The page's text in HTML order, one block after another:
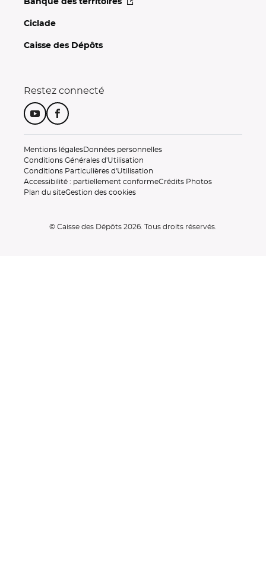
Banque des territoires
Ciclade
Caisse des Dépôts
Restez connecté
Suivez-nous sur Youtube
Suivez-nous sur Facebook
Mentions légalesDonnées personnelles
Conditions Générales d'Utilisation
Conditions Particulières d'Utilisation
Accessibilité : partiellement conformeCrédits Photos
Plan du siteGestion des cookies
© Caisse des Dépôts 2026. Tous droits réservés.